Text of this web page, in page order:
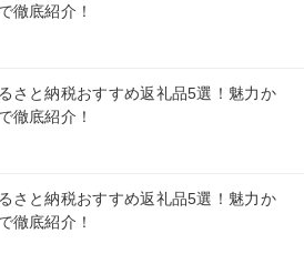
徹底紹介！
さと納税おすすめ返礼品5選！魅力か
徹底紹介！
さと納税おすすめ返礼品5選！魅力か
徹底紹介！